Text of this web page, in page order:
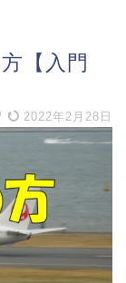
【入門
2022年2月28日